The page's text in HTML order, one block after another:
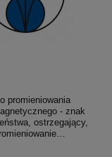
promieniowania
- znak
ostrzegający,